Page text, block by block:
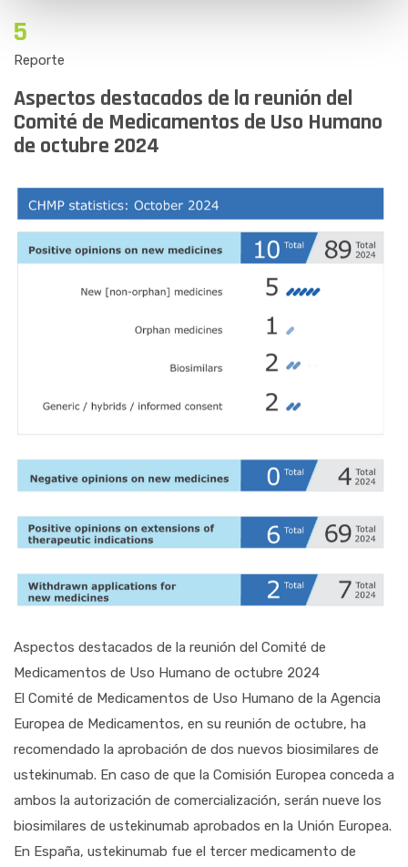
5
Reporte
Aspectos destacados de la reunión del
Comité de Medicamentos de Uso Humano
de octubre 2024
Aspectos destacados de la reunión del Comité de
Medicamentos de Uso Humano de octubre 2024
El Comité de Medicamentos de Uso Humano de la Agencia
Europea de Medicamentos, en su reunión de octubre, ha
recomendado la aprobación de dos nuevos biosimilares de
ustekinumab. En caso de que la Comisión Europea conceda a
ambos la autorización de comercialización, serán nueve los
biosimilares de ustekinumab aprobados en la Unión Europea.
En España, ustekinumab fue el tercer medicamento de